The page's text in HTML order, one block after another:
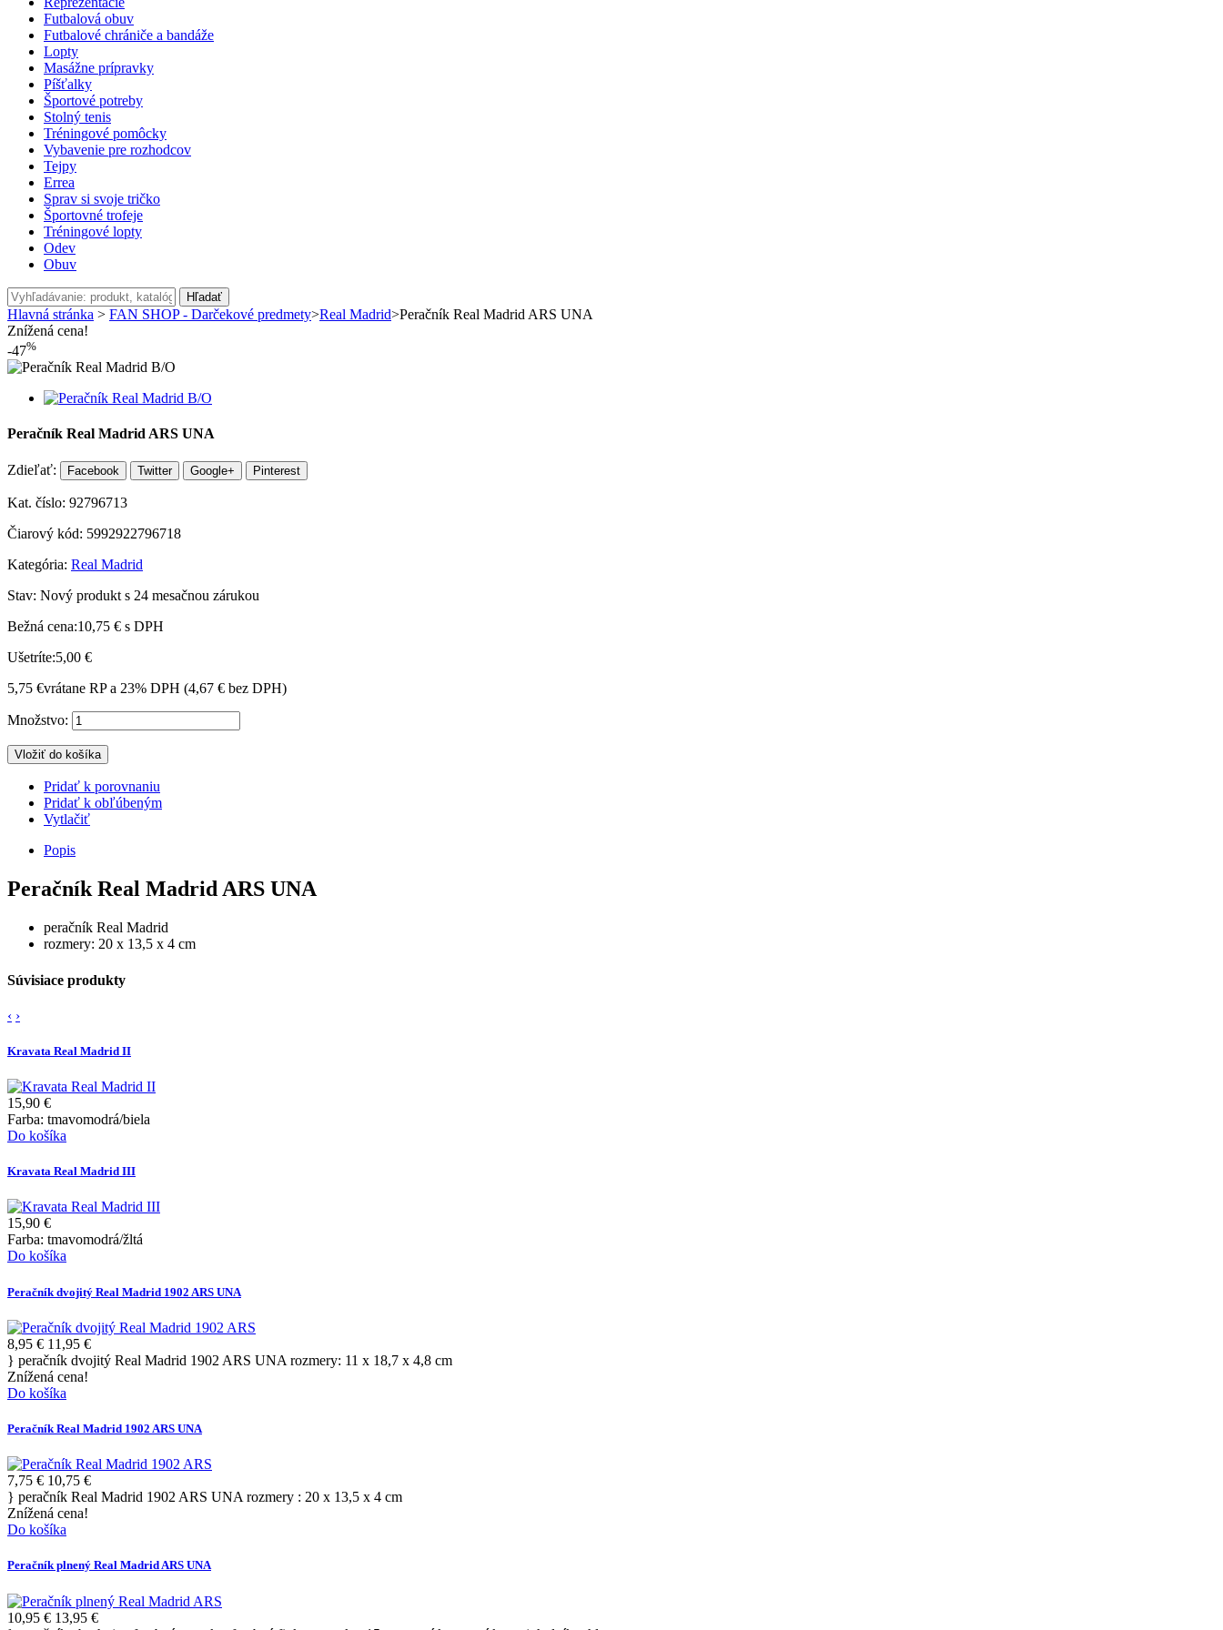
Futbalová obuv
Futbalové chrániče a bandáže
Lopty
Masážne prípravky
Píšťalky
Športové potreby
Stolný tenis
Tréningové pomôcky
Vybavenie pre rozhodcov
Tejpy
Errea
Sprav si svoje tričko
Športovné trofeje
Tréningové lopty
Odev
Obuv
Hľadať
Hlavná stránka > FAN SHOP - Darčekové predmety>Real Madrid>Peračník Real Madrid ARS UNA
Znížená cena!
-47%
Peračník Real Madrid ARS UNA
Zdieľať: Facebook Twitter Google+ Pinterest
Kat. číslo: 92796713
Čiarový kód: 5992922796718
Kategória: Real Madrid
Stav: Nový produkt s 24 mesačnou zárukou
Bežná cena:10,75 € s DPH
Ušetríte:5,00 €
5,75 €vrátane RP a 23% DPH (4,67 € bez DPH)
Množstvo:
Vložiť do košíka
Pridať k porovnaniu
Pridať k obľúbeným
Vytlačiť
Popis
Peračník Real Madrid ARS UNA
peračník Real Madrid
rozmery: 20 x 13,5 x 4 cm
Súvisiace produkty
‹ ›
Kravata Real Madrid II
15,90 €
Farba: tmavomodrá/biela
Do košíka
Kravata Real Madrid III
15,90 €
Farba: tmavomodrá/žltá
Do košíka
Peračník dvojitý Real Madrid 1902 ARS UNA
8,95 € 11,95 €
} peračník dvojitý Real Madrid 1902 ARS UNA rozmery: 11 x 18,7 x 4,8 cm
Znížená cena!
Do košíka
Peračník Real Madrid 1902 ARS UNA
7,75 € 10,75 €
} peračník Real Madrid 1902 ARS UNA rozmery : 20 x 13,5 x 4 cm
Znížená cena!
Do košíka
Peračník plnený Real Madrid ARS UNA
10,95 € 13,95 €